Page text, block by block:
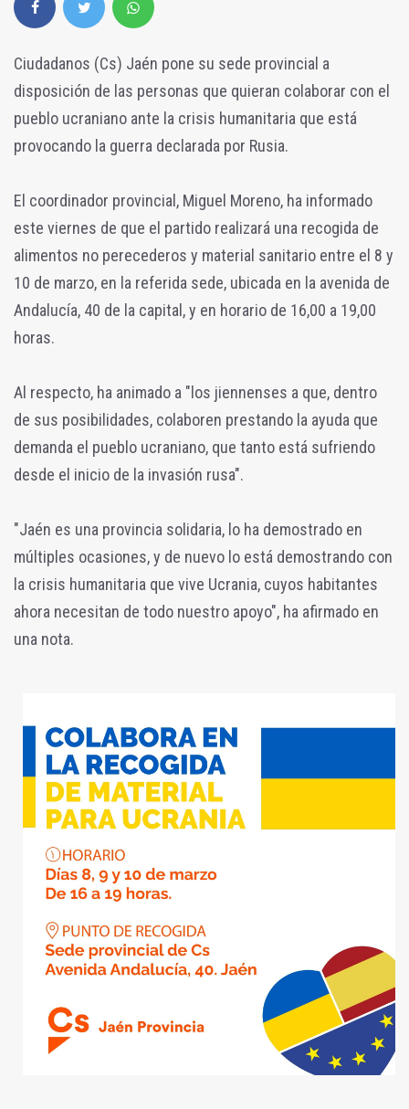
Ciudadanos (Cs) Jaén pone su sede provincial a
disposición de las personas que quieran colaborar con el
pueblo ucraniano ante la crisis humanitaria que está
provocando la guerra declarada por Rusia.
El coordinador provincial, Miguel Moreno, ha informado
este viernes de que el partido realizará una recogida de
alimentos no perecederos y material sanitario entre el 8 y
10 de marzo, en la referida sede, ubicada en la avenida de
Andalucía, 40 de la capital, y en horario de 16,00 a 19,00
horas.
Al respecto, ha animado a "los jiennenses a que, dentro
de sus posibilidades, colaboren prestando la ayuda que
demanda el pueblo ucraniano, que tanto está sufriendo
desde el inicio de la invasión rusa".
"Jaén es una provincia solidaria, lo ha demostrado en
múltiples ocasiones, y de nuevo lo está demostrando con
la crisis humanitaria que vive Ucrania, cuyos habitantes
ahora necesitan de todo nuestro apoyo", ha afirmado en
una nota.